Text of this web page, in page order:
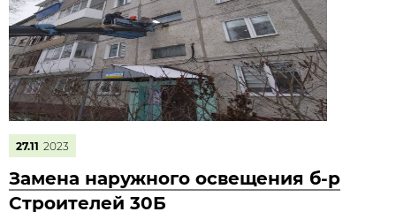
27.11 2023
Замена наружного освещения б-р
Строителей 30Б